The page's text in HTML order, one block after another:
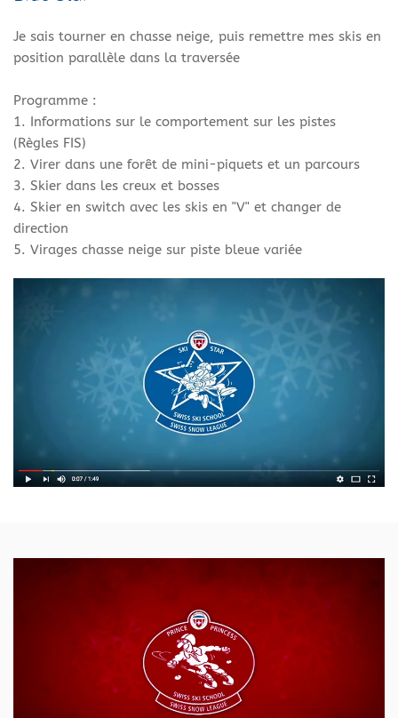
Je sais tourner en chasse neige, puis remettre mes skis en
position parallèle dans la traversée
Programme :
1. Informations sur le comportement sur les pistes
(Règles FIS)
2. Virer dans une forêt de mini-piquets et un parcours
3. Skier dans les creux et bosses
4. Skier en switch avec les skis en "V" et changer de
direction
5. Virages chasse neige sur piste bleue variée